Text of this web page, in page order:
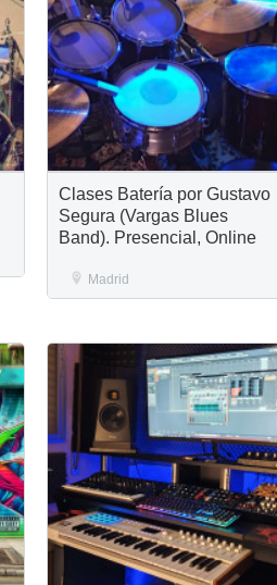
Clases Batería por Gustavo
Segura (Vargas Blues
Band). Presencial, Online
Madrid